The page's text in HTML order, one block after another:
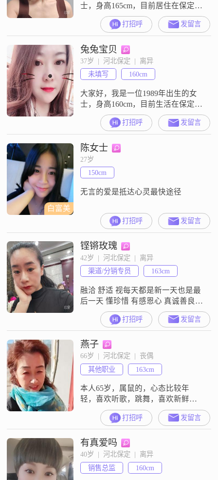
士，身高165cm，目前居住在保定
##3002##我的月收入在5001到8000
元之间，拥有大专学历##3002##在
性格方面，我自认为是一个温柔体
贴##3001##善解人意的人##3002##
我喜欢开朗地笑，对周围的人和事
都保持一种细腻敏感的态度
##3002##生活中，我总是保持乐观
打招呼 发留言
兔兔宝贝
37岁  |  河北保定  |  离异
未填写
160cm
大家好，我是一位1989年出生的女
士，身高160cm，目前生活在保定
##3002##我拥有大专学历，在工作
中勤奋努力，月收入在3001到5000
元之间##3002##我性格温和，善解
人意，总是能站在他人的角度考虑
问题，富有同理心##3002##我对待
人际关系真诚可靠，从不虚伪做
作，相信真诚是建立良好关系的基
础##300
打招呼 发留言
白富美
陈女士
27岁
150cm
无言的爱是抵达心灵最快途径
打招呼 发留言
铿锵玫瑰
42岁  |  河北保定  |  离异
渠道/分销专员
163cm
融洽 舒适 视每天都是新一天也是最
后一天 懂珍惜 有感恩心 真诚善良的
来打招呼 模棱两可的勿扰 谢谢！
打招呼 发留言
燕子
66岁  |  河北保定  |  丧偶
其他职业
163cm
本人65岁，属鼠的，心态比较年
轻，喜欢听歌，跳舞，喜欢新鲜事
物，会打麻将，不抽烟，不喝酒，
退休多年，自己住，以前照顾孙
子，孙子一直也没找，现在孙子上
高中了，没有什么负担，想找个老
伴共度余生##3002##这种事情主要
看缘分，如果非要有个条件的话，
我希望是##2014####2014##退休有
打招呼 发留言
有真爱吗
40岁  |  河北保定  |  离异
销售总监
160cm